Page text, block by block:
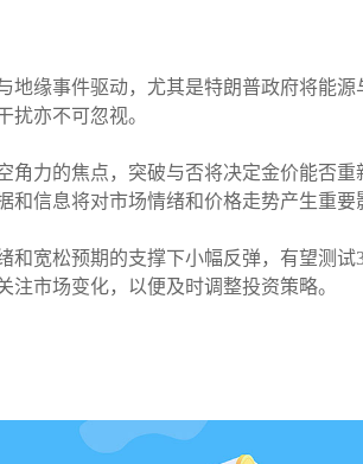
地缘事件驱动，尤其是特朗普政府将能
扰亦不可忽视。
角力的焦点，突破与否将决定金价能否
和信息将对市场情绪和价格走势产生重要
和宽松预期的支撑下小幅反弹，有望测
注市场变化，以便及时调整投资策略。